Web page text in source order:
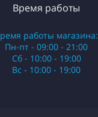
Время работы
работы магазина:
Пн-пт - 09:00 - 21:00
Сб - 10:00 - 19:00
Вс - 10:00 - 19:00